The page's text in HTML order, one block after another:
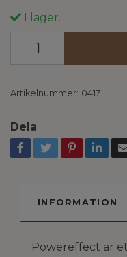
I lager.
Artikelnummer: 0417
Dela
INFORMATION
Powereffect är